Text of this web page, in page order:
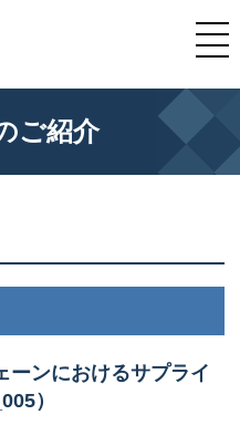
ご紹介
ーンにおけるサプライ
）